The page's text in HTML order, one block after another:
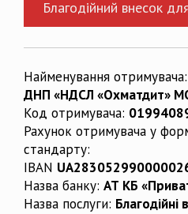
Благодійний внесок
Найменування отримувача:
ДНП «НДСЛ «Охматдит»
Код отримувача:
Рахунок отримувача у
стандарту:
IBAN
Назва банку: АТ КБ
Назва послуги: Благодійні